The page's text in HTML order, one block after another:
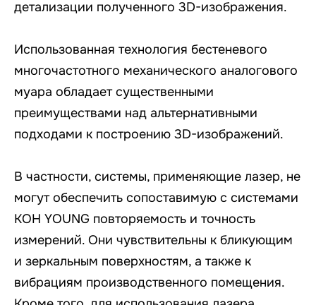
детализации полученного 3D-изображения.
Использованная технология бестеневого
многочастотного механического аналогового
муара обладает существенными
преимуществами над альтернативными
подходами к построению 3D-изображений.
В частности, системы, применяющие лазер, не
могут обеспечить сопоставимую с системами
KOH YOUNG повторяемость и точность
измерений. Они чувствительны к бликующим
и зеркальным поверхностям, а также к
вибрациям производственного помещения.